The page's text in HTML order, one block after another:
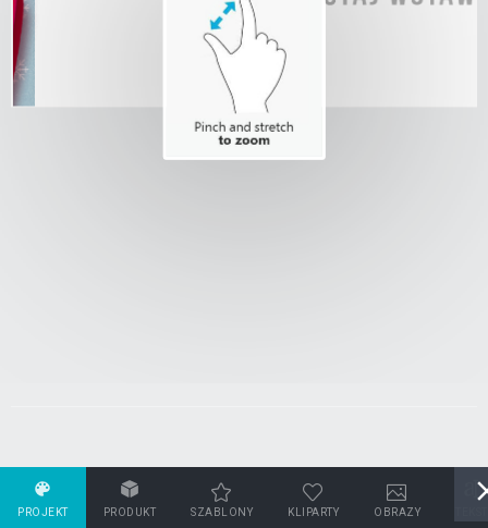
PROJEKT PRODUKT SZABLONY KLIPARTY OBRAZY